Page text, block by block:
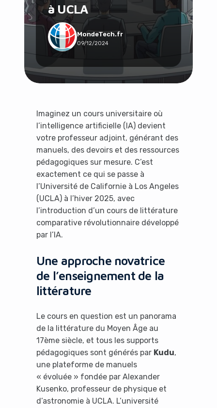
à UCLA
MondeTech.fr
09/12/2024
Imaginez un cours universitaire où
l’intelligence artificielle (IA) devient
votre professeur adjoint, générant des
manuels, des devoirs et des ressources
pédagogiques sur mesure. C’est
exactement ce qui se passe à
l’Université de Californie à Los Angeles
(UCLA) à l’hiver 2025, avec
l’introduction d’un cours de littérature
comparative révolutionnaire développé
par l’IA.
Une approche novatrice
de l’enseignement de la
littérature
Le cours en question est un panorama
de la littérature du Moyen Âge au
17ème siècle, et tous les supports
pédagogiques sont générés par Kudu,
une plateforme de manuels
« évoluée » fondée par Alexander
Kusenko, professeur de physique et
d’astronomie à UCLA. L’université
Social & Communauté
Tech & Développement
Travail & Productivité
Voyage